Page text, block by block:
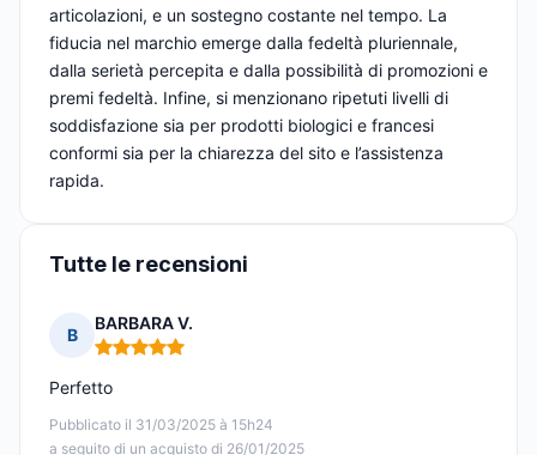
articolazioni, e un sostegno costante nel tempo. La
fiducia nel marchio emerge dalla fedeltà pluriennale,
dalla serietà percepita e dalla possibilità di promozioni e
premi fedeltà. Infine, si menzionano ripetuti livelli di
soddisfazione sia per prodotti biologici e francesi
conformi sia per la chiarezza del sito e l’assistenza
rapida.
Tutte le recensioni
B
BARBARA V.
Nota: 5 su 5
Pubblicato il 31/03/2025 à 15h24
a seguito di un acquisto di 26/01/2025
Perfetto